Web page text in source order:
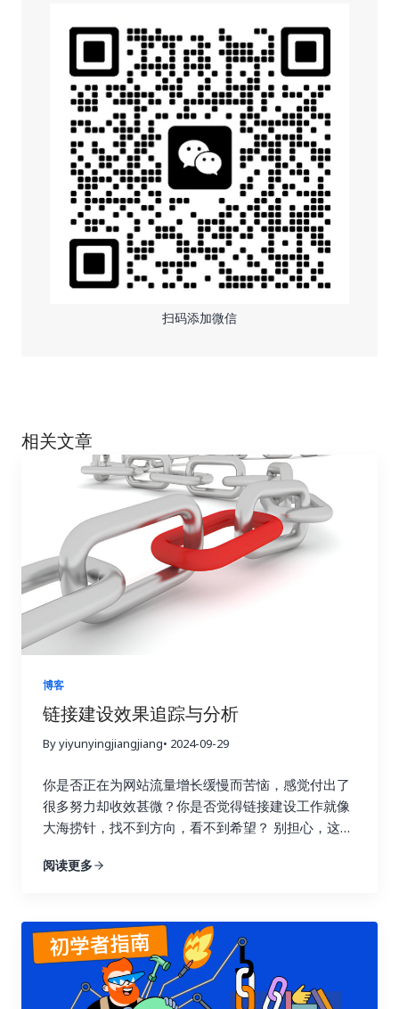
扫码添加微信
相关文章
博客
链接建设效果追踪与分析
By yiyunyingjiangjiang• 2024-09-29
你是否正在为网站流量增长缓慢而苦恼，感觉付出了
很多努力却收效甚微？你是否觉得链接建设工作就像
大海捞针，找不到方向，看不到希望？ 别担心，这篇
七天内让你的链接建设效果翻倍，实现网站流量的显
新时代。 一、 深入理解链接建设效果追踪的意义 许
多人在进行链接建设时，往往缺乏明确的目标和方
向，就像在黑暗中摸索前行。他们只知道不断地去获
取链接，却不清楚哪些链接真正有效，哪些链接只是
阅读更多